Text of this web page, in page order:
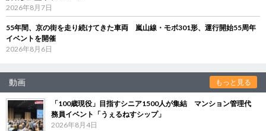
2026年8月7日
55年間、京の街を走り続けてきた車両 嵐山線・モボ301形、運行開始55周年
イベントを開催
2026年8月6日
動画 もっと見る
「100歳現役」目指すシニア1500人が集結 マンション管理代
務員イベント「うぇるねすシップ」
2026年8月4日